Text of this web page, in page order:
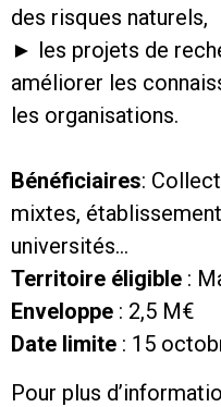
des risques naturels,
► les projets de
améliorer les
les organisations.
Bénéficiaires:
mixtes,
universités…
Territoire éligible :
Enveloppe : 2,5 M€
Date limite : 15
Pour plus